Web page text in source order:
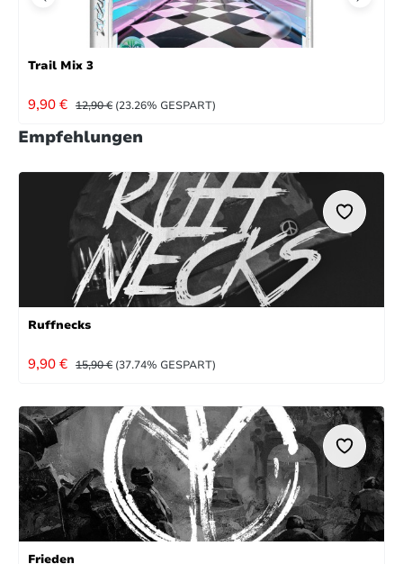
Trail Mix 3
VERKAUFSPREIS:
9,90 € REGULÄRER PREIS:
12,90 € (23.26% GESPART)
Empfehlungen
Ruffnecks
VERKAUFSPREIS:
9,90 € REGULÄRER PREIS:
15,90 € (37.74% GESPART)
Frieden